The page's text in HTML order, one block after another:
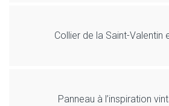
Collier de la Saint-Valentin
Panneau à l’inspiration